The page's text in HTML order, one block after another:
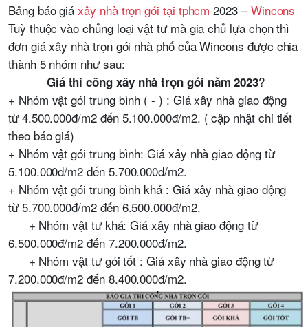
Bảng báo giáxây nhà trọn gói tại tphcm 2023 – Wincons
Tuỳ thuộc vào chủng loại vật tư mà gia chủ lựa chọn thì
đơn giá xây nhà trọn gói nhà phố của Wincons được chia
thành 5 nhóm như sau:
Giá thi công xây nhà trọn gói năm 2023?
+ Nhóm vật gói trung bình ( - ) : Giá xây nhà giao động
từ 4.500.000đ/m2 đến 5.100.000đ/m2. ( cập nhật chi tiết
theo báo giá)
+ Nhóm vật gói trung bình: Giá xây nhà giao động từ
5.100.000đ/m2 đến 5.700.000đ/m2.
+ Nhóm vật gói trung bình khá : Giá xây nhà giao động
từ 5.700.000đ/m2 đến 6.500.000đ/m2.
+ Nhóm vật tư khá: Giá xây nhà giao động từ
6.500.000đ/m2 đến 7.200.000đ/m2.
+ Nhóm vật tư gói tốt : Giá xây nhà giao động từ
7.200.000đ/m2 đến 8.400.000đ/m2.